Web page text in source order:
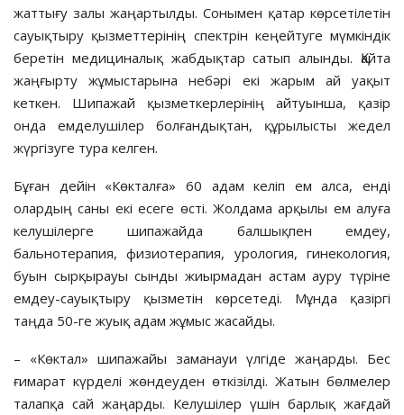
жаттығу залы жаңартылды. Сонымен қатар көрсетілетін
сауықтыру қызметтерінің спектрін кеңейтуге мүмкіндік
беретін медициналық жабдықтар сатып алынды. Қайта
жаңғырту жұмыстарына небәрі екі жарым ай уақыт
кеткен. Шипажай қызметкерлерінің айтуынша, қазір
онда емделушілер болғандықтан, құрылысты жедел
жүргізуге тура келген.
Бұған дейін «Көкталға» 60 адам келіп ем алса, енді
олардың саны екі есеге өсті. Жолдама арқылы ем алуға
келушілерге шипажайда балшықпен емдеу,
бальнотерапия, физиотерапия, урология, гинекология,
буын сырқырауы сынды жиырмадан астам ауру түріне
емдеу-сауықтыру қызметін көрсетеді. Мұнда қазіргі
таңда 50-ге жуық адам жұмыс жасайды.
– «Көктал» шипажайы заманауи үлгіде жаңарды. Бес
ғимарат күрделі жөндеуден өткізілді. Жатын бөлмелер
талапқа сай жаңарды. Келушілер үшін барлық жағдай